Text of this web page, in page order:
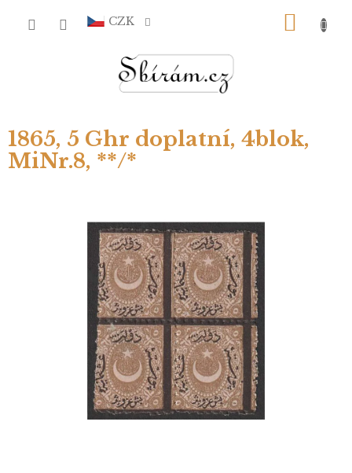
CZK
1865, 5 Ghr doplatní, 4blok,
MiNr.8, **/*